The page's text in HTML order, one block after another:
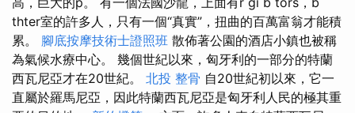
thter室的許多人，只有一個“真實”，扭曲的百萬富翁才能積
累。 腳底按摩技術士證照班 散佈著公園的酒店小鎮也被稱
為氣候水療中心。 幾個世紀以來，匈牙利的一部分的特蘭
西瓦尼亞才在20世紀。 北投 整骨 自20世紀初以來，它一
直屬於羅馬尼亞，因此特蘭西瓦尼亞是匈牙利人民的極其重